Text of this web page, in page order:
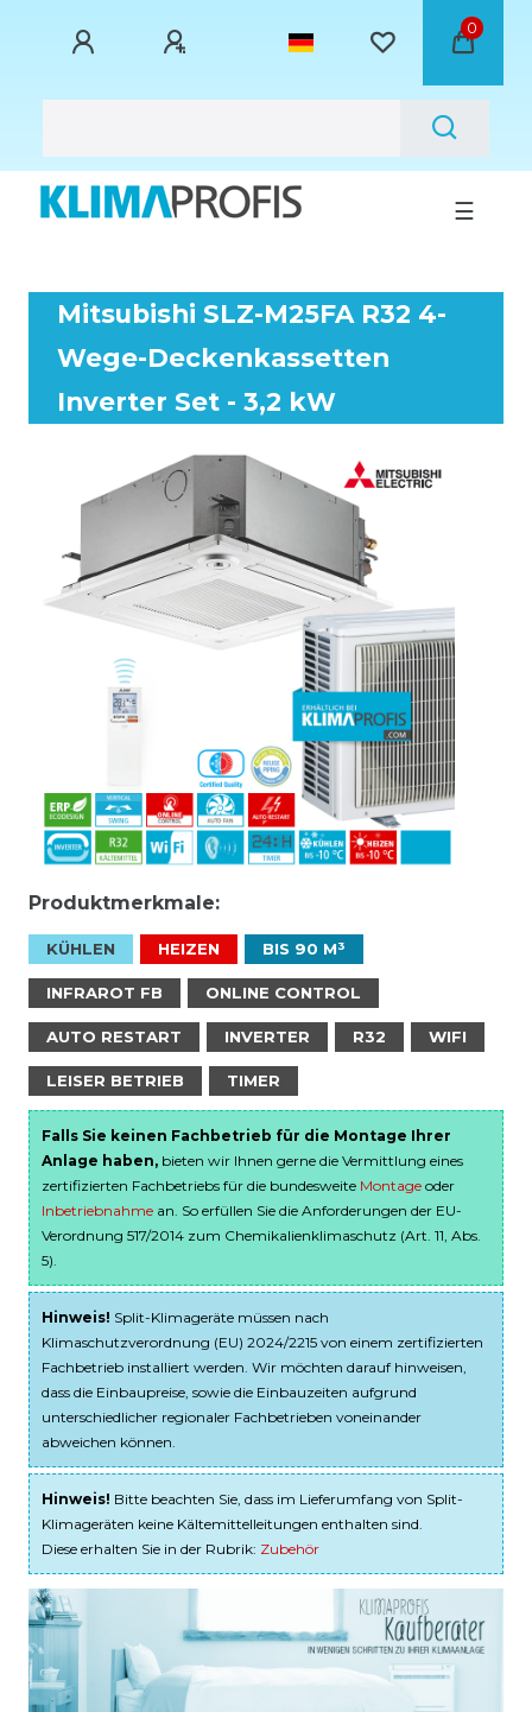
0
☰
Mitsubishi SLZ-M25FA R32 4-
Wege-Deckenkassetten
Inverter Set - 3,2 kW
Produktmerkmale:
KÜHLEN HEIZEN BIS 90 M³
INFRAROT FB ONLINE CONTROL
AUTO RESTART INVERTER R32 WIFI
LEISER BETRIEB TIMER
Falls Sie keinen Fachbetrieb für die Montage Ihrer
Anlage haben, bieten wir Ihnen gerne die Vermittlung eines
zertifizierten Fachbetriebs für die bundesweite Montage oder
Inbetriebnahme an. So erfüllen Sie die Anforderungen der EU-
Verordnung 517/2014 zum Chemikalienklimaschutz (Art. 11, Abs.
5).
Hinweis! Split-Klimageräte müssen nach
Klimaschutzverordnung (EU) 2024/2215 von einem zertifizierten
Fachbetrieb installiert werden. Wir möchten darauf hinweisen,
dass die Einbaupreise, sowie die Einbauzeiten aufgrund
unterschiedlicher regionaler Fachbetrieben voneinander
abweichen können.
Hinweis! Bitte beachten Sie, dass im Lieferumfang von Split-
Klimageräten keine Kältemittelleitungen enthalten sind.
Diese erhalten Sie in der Rubrik: Zubehör